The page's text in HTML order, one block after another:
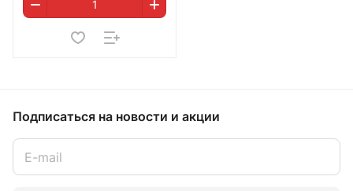
Подписаться на новости и акции